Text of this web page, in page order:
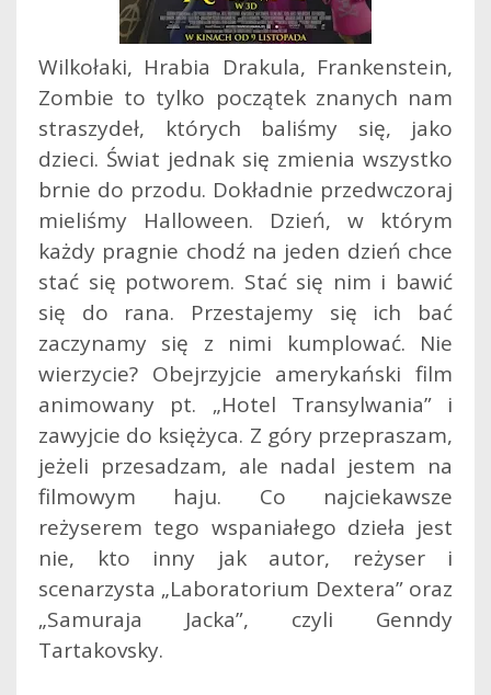
Wilkołaki, Hrabia Drakula, Frankenstein,
Zombie to tylko początek znanych nam
straszydeł, których baliśmy się, jako
dzieci. Świat jednak się zmienia wszystko
brnie do przodu. Dokładnie przedwczoraj
mieliśmy Halloween. Dzień, w którym
każdy pragnie chodź na jeden dzień chce
stać się potworem. Stać się nim i bawić
się do rana. Przestajemy się ich bać
zaczynamy się z nimi kumplować. Nie
wierzycie? Obejrzyjcie amerykański film
animowany pt. „Hotel Transylwania” i
zawyjcie do księżyca. Z góry przepraszam,
jeżeli przesadzam, ale nadal jestem na
filmowym haju. Co najciekawsze
reżyserem tego wspaniałego dzieła jest
nie, kto inny jak autor, reżyser i
scenarzysta „Laboratorium Dextera” oraz
„Samuraja Jacka”, czyli Genndy
Tartakovsky.